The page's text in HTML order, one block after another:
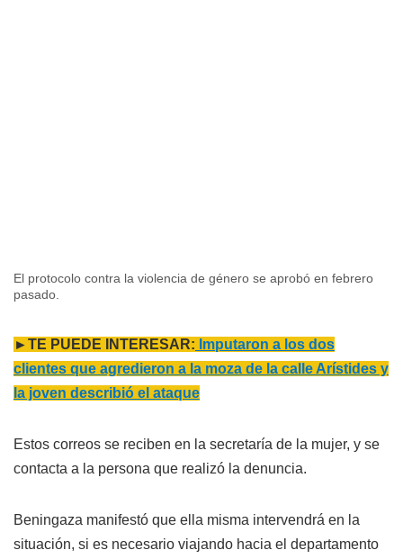
El protocolo contra la violencia de género se aprobó en febrero
pasado.
►TE PUEDE INTERESAR: Imputaron a los dos
clientes que agredieron a la moza de la calle Arístides y
la joven describió el ataque
Estos correos se reciben en la secretaría de la mujer, y se
contacta a la persona que realizó la denuncia.
Beningaza manifestó que ella misma intervendrá en la
situación, si es necesario viajando hacia el departamento